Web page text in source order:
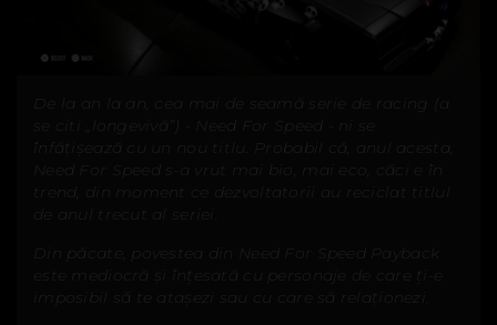
De la an la an, cea mai de seamă serie de racing (a
se citi „longevivă”) - Need For Speed - ni se
înfățișează cu un nou titlu. Probabil că, anul acesta,
Need For Speed s-a vrut mai bio, mai eco, căci e în
trend, din moment ce dezvoltatorii au reciclat titlul
de anul trecut al seriei.
Din păcate, povestea din Need For Speed Payback
este mediocră și înțesată cu personaje de care ți-e
imposibil să te atașezi sau cu care să relaționezi.